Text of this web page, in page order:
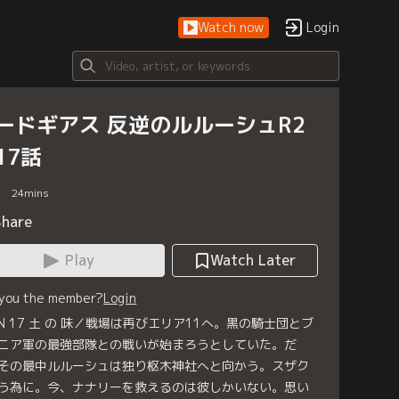
Watch now Login
ドギアス 反逆のルルーシュR2
話
24mins
Play
Watch Later
the member?Login
17 土 の 味／戦場は再びエリア11へ。黒の騎士団とブ
ア軍の最強部隊との戦いが始まろうとしていた。だ
の最中ルルーシュは独り枢木神社へと向かう。スザク
為に。今、ナナリーを救えるのは彼しかいない。思い